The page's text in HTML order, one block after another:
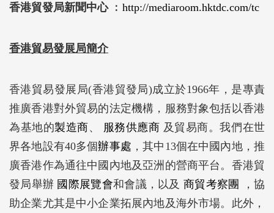
香港貿發局新聞中心︰ http://mediaroom.hktdc.com/tc
香港貿易發展局簡介
香港貿易發展局(香港貿發局)成立於1966年，是專責
推廣香港對外貿易的法定機構，服務對象包括以香港
為基地的製造商、 服務供應商 及貿易商。我們在世
界各地設有40多個辦事處 ，其中13個在中國內地，推
廣香港作為通往中國內地及亞洲的營商平台。香港貿
發局舉辦 國際展覽會和會議，以及 商貿考察團
，協
助企業尤其是中小企業拓展內地及海外市場。此外，